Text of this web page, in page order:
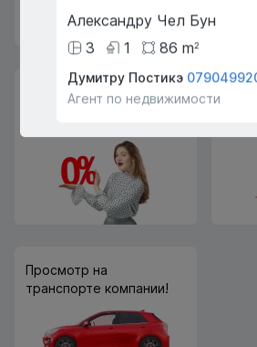
Нулевая комиссия для
Просмотр на
транспорте компании!
Александру Чел Бун
3
1 86 m2
Думитру Постикэ
Агент по недвижимости